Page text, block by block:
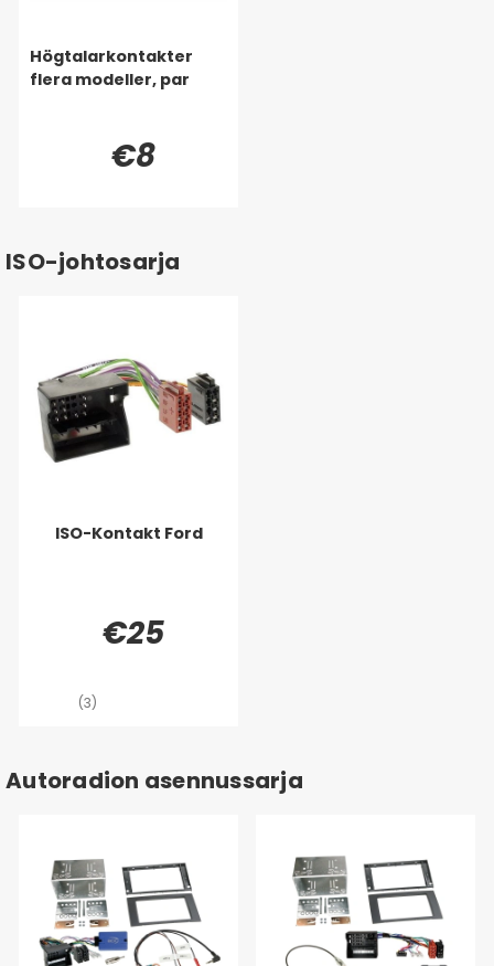
Högtalarkontakter
flera modeller, par
€8
ISO-johtosarja
ISO-Kontakt Ford
€25
(3)
Autoradion asennussarja